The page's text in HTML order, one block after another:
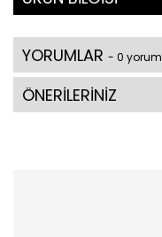
YORUMLAR - 0 yorum
ÖNERİLERİNİZ